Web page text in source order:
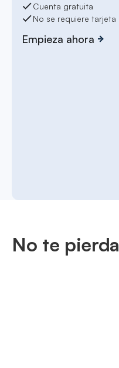
Cuenta gratuita
No se requiere
Empieza ahora
No te